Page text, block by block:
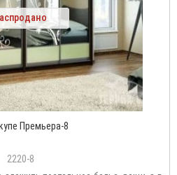
Премьера-8
2220-8